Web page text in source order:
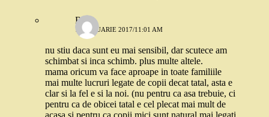
Robo
17 IANUARIE 2017/11:01 AM
nu stiu daca sunt eu mai sensibil, dar scutece am
schimbat si inca schimb. plus multe altele.
mama oricum va face aproape in toate familiile
mai multe lucruri legate de copii decat tatal, asta e
clar si la fel e si la noi. (nu pentru ca asa trebuie, ci
pentru ca de obicei tatal e cel plecat mai mult de
acasa si pentru ca copii mici sunt natural mai legati